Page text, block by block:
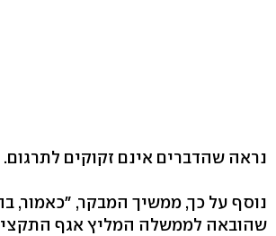
נראה שהדברים אינם זקוקים לתרגום.
נוסף על כך, ממשיך המבקר,
שהובאה לממשלה המליץ אגף